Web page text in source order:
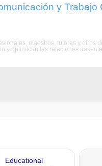
y Trabajo
maestros, tutores y otros
y optimicen las relaciones